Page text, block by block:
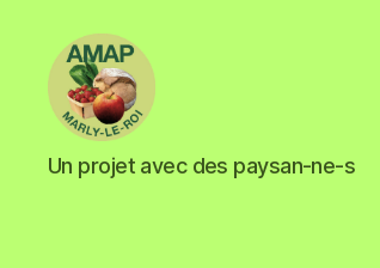
Un projet avec des paysan-ne-s